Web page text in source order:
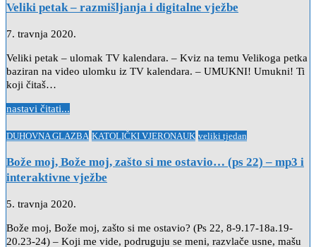
Veliki petak – razmišljanja i digitalne vježbe
7. travnja 2020.
Veliki petak – ulomak TV kalendara. – Kviz na temu Velikoga petka
baziran na video ulomku iz TV kalendara. – UMUKNI! Umukni! Ti
koji čitaš…
nastavi čitati...
Posted
DUHOVNA GLAZBA KATOLIČKI VJERONAUK veliki tjedan
Bože moj, Bože moj, zašto si me ostavio… (ps 22) – mp3 i
interaktivne vježbe
5. travnja 2020.
Bože moj, Bože moj, zašto si me ostavio? (Ps 22, 8-9.17-18a.19-
20.23-24) – Koji me vide, podruguju se meni, razvlače usne, mašu